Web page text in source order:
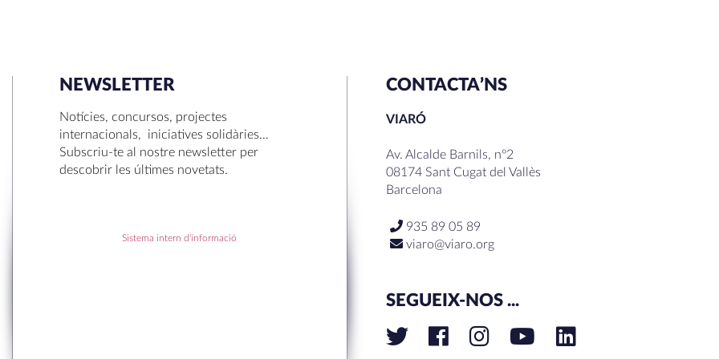
SEARCH
RECENT POSTS
NEWSLETTER
Notícies, concursos, projectes
internacionals, iniciatives solidàries…
Subscriu-te al nostre newsletter per
descobrir les últimes novetats.
Sistema intern d'informació
CONTACTA’NS
VIARÓ
Av. Alcalde Barnils, nº2
08174 Sant Cugat del Vallès
Barcelona
935 89 05 89
viaro@viaro.org
SEGUEIX-NOS ...